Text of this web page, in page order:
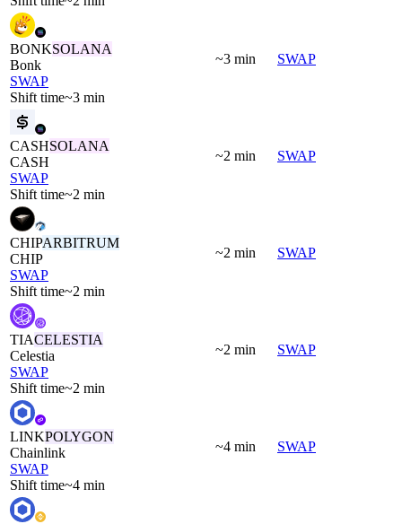
BONKSOLANA
Bonk
SWAP
Shift time~3 min
~3 min SWAP
CASHSOLANA
CASH
SWAP
Shift time~2 min
~2 min SWAP
CHIPARBITRUM
CHIP
SWAP
Shift time~2 min
~2 min SWAP
TIACELESTIA
Celestia
SWAP
Shift time~2 min
~2 min SWAP
LINKPOLYGON
Chainlink
SWAP
Shift time~4 min
~4 min SWAP